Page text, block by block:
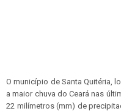
O município de Santa Quitéria,
a maior chuva do Ceará nas
22 milímetros (mm) de